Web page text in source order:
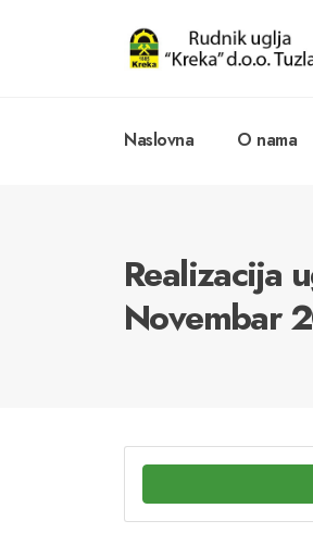
Naslovna O nama
Realizacija
Novembar